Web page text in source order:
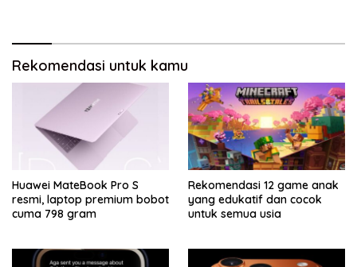
Rekomendasi untuk kamu
Huawei MateBook Pro S
resmi, laptop premium bobot
cuma 798 gram
Rekomendasi 12 game anak
yang edukatif dan cocok
untuk semua usia